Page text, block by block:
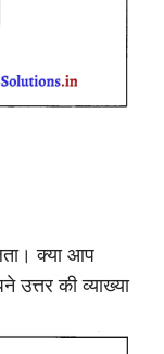
क्या आप
उत्तर की व्याख्या